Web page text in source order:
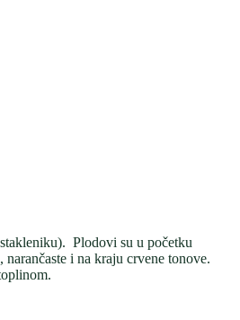
Plodovi su u početku
i na kraju crvene tonove.